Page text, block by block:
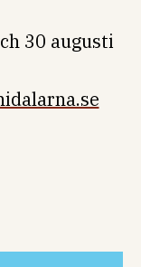
30 augusti